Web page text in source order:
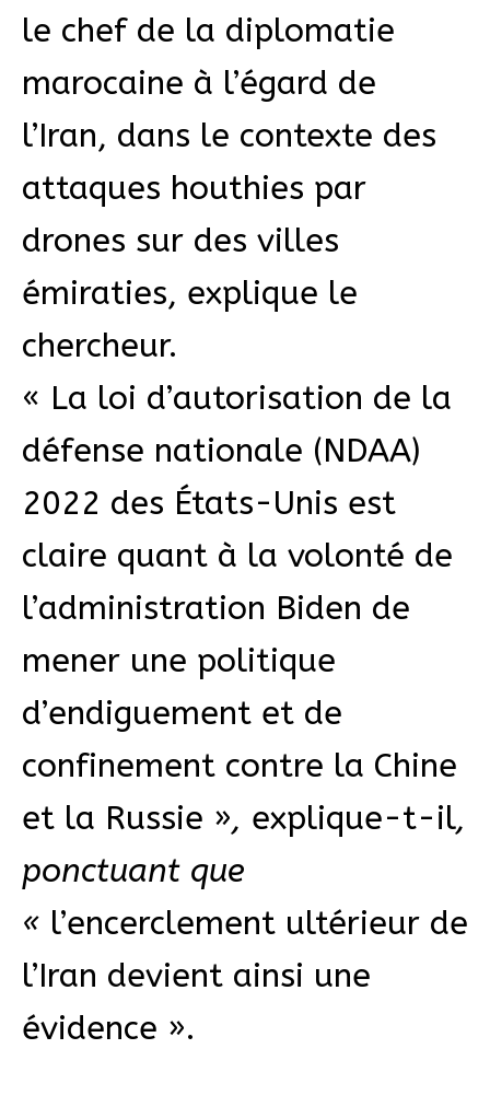
le chef de la diplomatie
marocaine à l’égard de
l’Iran, dans le contexte des
attaques houthies par
drones sur des villes
émiraties, explique le
chercheur.
« La loi d’autorisation de la
défense nationale (NDAA)
2022 des États-Unis est
claire quant à la volonté de
l’administration Biden de
mener une politique
d’endiguement et de
confinement contre la Chine
et la Russie », explique-t-il,
ponctuant que
« l’encerclement ultérieur de
l’Iran devient ainsi une
évidence ».